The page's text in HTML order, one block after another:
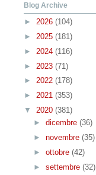
Blog Archive
► 2026 (104)
► 2025 (181)
► 2024 (116)
► 2023 (71)
► 2022 (178)
► 2021 (353)
▼ 2020 (381)
► dicembre (36)
► novembre (35)
► ottobre (42)
► settembre (32)